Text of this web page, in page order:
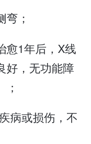
弯；
愈1年后，X线
好，无功能障
病或损伤，不